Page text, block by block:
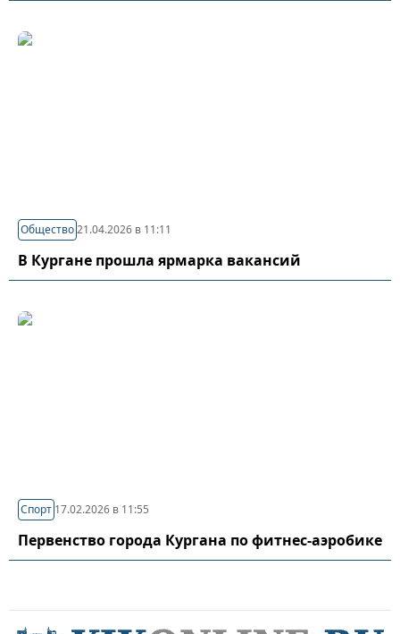
Общество21.04.2026 в 11:11
В Кургане прошла ярмарка вакансий
Спорт 17.02.2026 в 11:55
Первенство города Кургана по фитнес-аэробике